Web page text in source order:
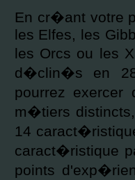
En cr�ant votre
les Elfes, les
les Orcs ou les
d�clin�s en
pourrez
m�tiers
14
caract�ristique
points